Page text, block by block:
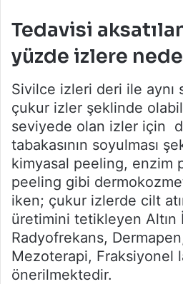
Tedavisi
yüzde izlere
Sivilce izleri deri ile aynı
çukur izler şeklinde
seviyede olan izler için
tabakasının soyulması
kimyasal peeling, enzim
peeling gibi
iken; çukur izlerde cilt
üretimini tetikleyen Altın
Radyofrekans,
Mezoterapi, Fraksiyonel
önerilmektedir.